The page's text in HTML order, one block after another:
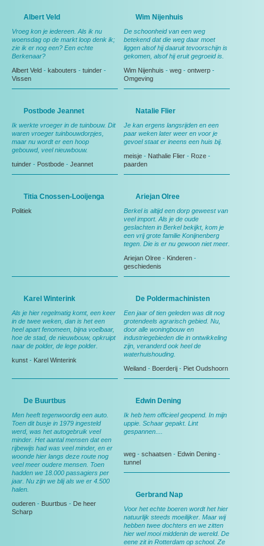
Albert Veld
Vroeg kon je iedereen. Als ik nu
woensdag op de markt loop denk ik;
zie ik er nog een? Een echte
Berkenaar?
Albert Veld - kabouters - tuinder -
Vissen
Wim Nijenhuis
De schoonheid van een weg
betekend dat die weg daar moet
liggen alsof hij daaruit tevoorschijn is
gekomen, alsof hij eruit gegroeid is.
Wim Nijenhuis - weg - ontwerp -
Omgeving
Postbode Jeannet
Ik werkte vroeger in de tuinbouw. Dit
waren vroeger tuinbouwdorpjes,
maar nu wordt er een hoop
gebouwd, veel nieuwbouw.
tuinder - Postbode - Jeannet
Natalie Flier
Je kan ergens langsrijden en een
paar weken later weer en voor je
gevoel staat er ineens een huis bij.
meisje - Nathalie Flier - Roze -
paarden
Titia Cnossen-Looijenga
Politiek
Ariejan Olree
Berkel is altijd een dorp geweest van
veel import. Als je de oude
geslachten in Berkel bekijkt, kom je
een vrij grote familie Konijnenberg
tegen. Die is er nu gewoon niet meer.
Ariejan Olree - Kinderen -
geschiedenis
Karel Winterink
Als je hier regelmatig komt, een keer
in de twee weken, dan is het een
heel apart fenomeen, bijna voelbaar,
hoe de stad, de nieuwbouw, opkruipt
naar de polder, de lege polder.
kunst - Karel Winterink
De Poldermachinisten
Een jaar of tien geleden was dit nog
grotendeels agrarisch gebied. Nu,
door alle woningbouw en
industriegebieden die in ontwikkeling
zijn, veranderd ook heel de
waterhuishouding.
Weiland - Boerderij - Piet Oudshoorn
De Buurtbus
Men heeft tegenwoordig een auto.
Toen dit busje in 1979 ingesteld
werd, was het autogebruik veel
minder. Het aantal mensen dat een
rijbewijs had was veel minder, en er
woonde hier langs deze route nog
veel meer oudere mensen. Toen
hadden we 18.000 passagiers per
jaar. Nu zijn we blij als we er 4.500
halen.
ouderen - Buurtbus - De heer
Scharp
Edwin Dening
Ik heb hem officieel geopend. In mijn
uppie. Schaar gepakt. Lint
gespannen....
weg - schaatsen - Edwin Dening -
tunnel
Gerbrand Nap
Voor het echte boeren wordt het hier
natuurlijk steeds moeilijker. Maar wij
hebben twee dochters en we zitten
hier wel mooi middenin de wereld. De
eene zit in Rotterdam op school. Ze